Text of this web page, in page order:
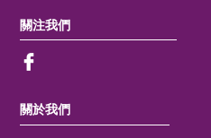
關於我們
關注我們